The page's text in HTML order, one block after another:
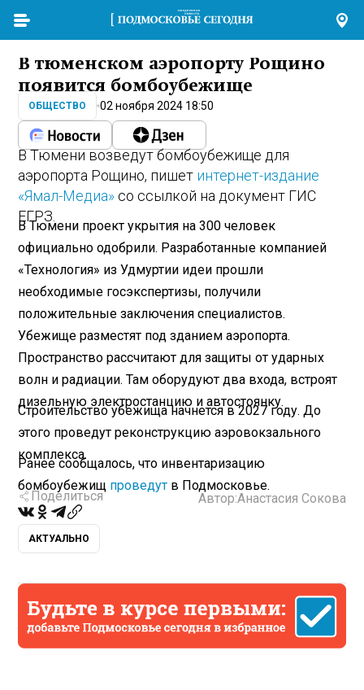
В тюменском аэропорту Рощино
появится бомбоубежище
ОБЩЕСТВО 02 ноября 2024 18:50
В Тюмени возведут бомбоубежище для
аэропорта Рощино, пишет интернет-издание
«Ямал-Медиа» со ссылкой на документ ГИС
ЕГРЗ.
В Тюмени проект укрытия на 300 человек
официально одобрили. Разработанные компанией
«Технология» из Удмуртии идеи прошли
необходимые госэкспертизы, получили
положительные заключения специалистов.
Убежище разместят под зданием аэропорта.
Пространство рассчитают для защиты от ударных
волн и радиации. Там оборудуют два входа, встроят
дизельную электростанцию и автостоянку.
Строительство убежища начнется в 2027 году. До
этого проведут реконструкцию аэровокзального
комплекса.
Ранее сообщалось, что инвентаризацию
бомбоубежищ проведут в Подмосковье.
Поделиться Автор:Анастасия Сокова
АКТУАЛЬНО